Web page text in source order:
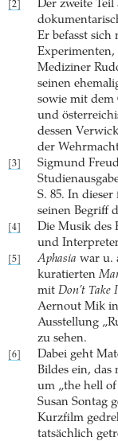
[2]
Der zweite
Er befasst sich
Mediziner
seinen
sowie mit dem
und
dessen
der
[3] Sigmund
S. 85. In
seinen Begriff
[4]
Die Musik des
und
[5] Aphasia war u.
kuratierten
mit Don’t Take
Aernout Mik
Ausstellung
zu sehen.
[6]
Dabei geht
Bildes ein,
um „the hell
Susan Sontag
Kurzfilm
tatsächlich